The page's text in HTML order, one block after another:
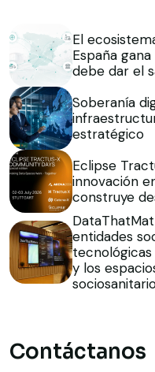
El
España
debe dar el
Soberanía
estratégico
Eclipse
innovación
construye
entidades
y los
Contáctanos